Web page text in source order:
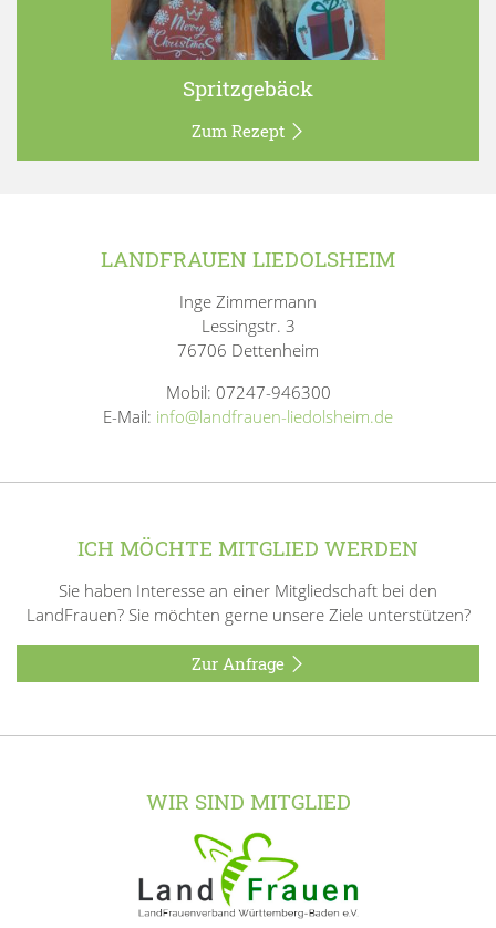
Spritzgebäck
Zum Rezept
LANDFRAUEN LIEDOLSHEIM
Inge Zimmermann
Lessingstr. 3
76706 Dettenheim
Mobil: 07247-946300
E-Mail: info@landfrauen-liedolsheim.de
ICH MÖCHTE MITGLIED WERDEN
Sie haben Interesse an einer Mitgliedschaft bei den
LandFrauen? Sie möchten gerne unsere Ziele unterstützen?
Zur Anfrage
WIR SIND MITGLIED